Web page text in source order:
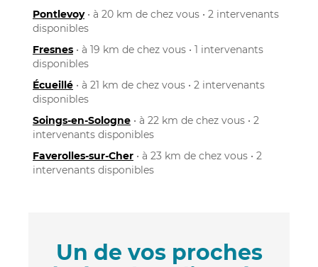
Pontlevoy• à 20 km de chez vous • 2 intervenants
disponibles
Fresnes • à 19 km de chez vous • 1 intervenants
disponibles
Écueillé • à 21 km de chez vous • 2 intervenants
disponibles
Soings-en-Sologne • à 22 km de chez vous • 2
intervenants disponibles
Faverolles-sur-Cher • à 23 km de chez vous • 2
intervenants disponibles
Un de vos proches